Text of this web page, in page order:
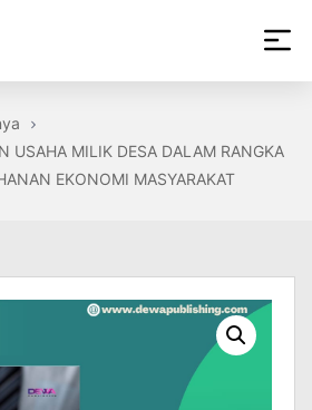
USAHA MILIK DESA DALAM RANGKA
EKONOMI MASYARAKAT